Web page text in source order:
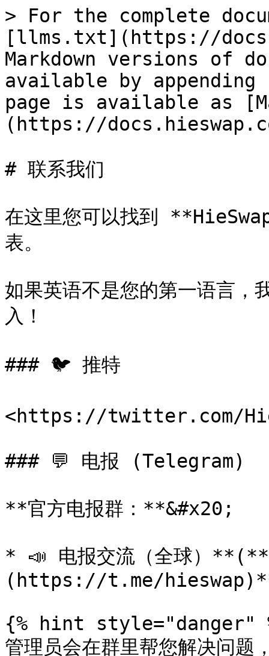
> For the complete
[llms.txt](https://
Markdown versions of
available by
page is available as
(https://
# 联系我们
在这里您可以找到
表。
如果英语不是您的第一语言，
入！
### 🐦 推特
<https://twitter.com/
### 💬 电报 (Telegram)
**官方电报群：**&#x20;
* 📣 电报交流（全球）
(https://t.me/
{% hint style="danger"
管理员会在群里帮您解决问题